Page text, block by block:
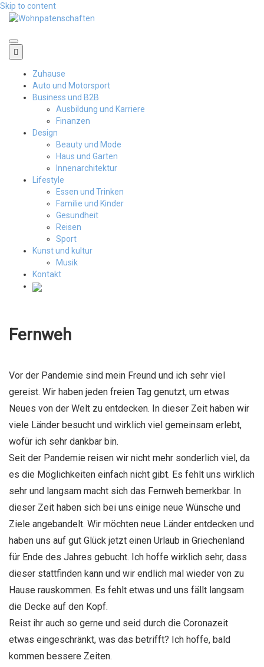
Skip to content
Wohnpatenschaften
Zuhause
Auto und Motorsport
Business und B2B
Ausbildung und Karriere
Finanzen
Design
Beauty und Mode
Haus und Garten
Innenarchitektur
Lifestyle
Essen und Trinken
Familie und Kinder
Gesundheit
Reisen
Sport
Kunst und kultur
Musik
Kontakt
Fernweh
Vor der Pandemie sind mein Freund und ich sehr viel
gereist. Wir haben jeden freien Tag genutzt, um etwas
Neues von der Welt zu entdecken. In dieser Zeit haben wir
viele Länder besucht und wirklich viel gemeinsam erlebt,
wofür ich sehr dankbar bin.
Seit der Pandemie reisen wir nicht mehr sonderlich viel, da
es die Möglichkeiten einfach nicht gibt. Es fehlt uns wirklich
sehr und langsam macht sich das Fernweh bemerkbar. In
dieser Zeit haben sich bei uns einige neue Wünsche und
Ziele angebandelt. Wir möchten neue Länder entdecken und
haben uns auf gut Glück jetzt einen Urlaub in Griechenland
für Ende des Jahres gebucht. Ich hoffe wirklich sehr, dass
dieser stattfinden kann und wir endlich mal wieder von zu
Hause rauskommen. Es fehlt etwas und uns fällt langsam
die Decke auf den Kopf.
Reist ihr auch so gerne und seid durch die Coronazeit
etwas eingeschränkt, was das betrifft? Ich hoffe, bald
kommen bessere Zeiten.